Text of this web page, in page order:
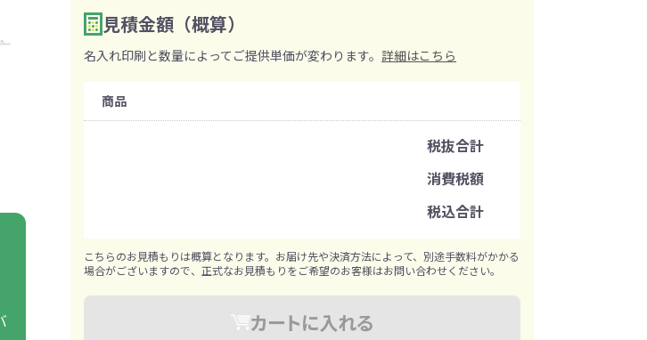
カイロ 手袋
飲料
つかる 探してたポーチ!!
菌・感染対策グッズ
2 数量を入力
購入条件
既製品：70個から
※既製品サンプルは各色3個まで
見積金額（概算）
名入れ印刷と数量によってご提供単価が変わります。 詳細はこちら
商品
税抜合計
消費税額
税込合計
こちらのお見積もりは概算となります。お届け先や決済方法によって、別途手数料がかかる
場合がございますので、正式なお見積もりをご希望のお客様はお問い合わせください。
カートに入れる